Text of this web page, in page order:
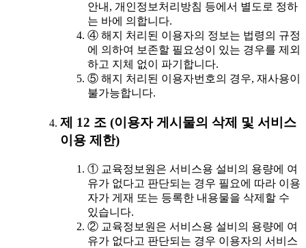
안내, 개인정보처리방침 등에서 별도로 정하
는 바에 의합니다.
④ 해지 처리된 이용자의 정보는 법령의 규정
에 의하여 보존할 필요성이 있는 경우를 제외
하고 지체 없이 파기합니다.
⑤ 해지 처리된 이용자번호의 경우, 재사용이
불가능합니다.
제 12 조 (이용자 게시물의 삭제 및 서비스
이용 제한)
① 교육정보원은 서비스용 설비의 용량에 여
유가 없다고 판단되는 경우 필요에 따라 이용
자가 게재 또는 등록한 내용물을 삭제할 수
있습니다.
② 교육정보원은 서비스용 설비의 용량에 여
유가 없다고 판단되는 경우 이용자의 서비스